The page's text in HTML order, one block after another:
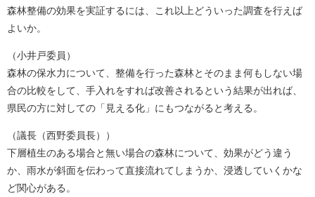
森林整備の効果を実証するには、これ以上どういった調査を行えば
よいか。
（小井戸委員）
森林の保水力について、整備を行った森林とそのまま何もしない場
合の比較をして、手入れをすれば改善されるという結果が出れば、
県民の方に対しての「見える化」にもつながると考える。
（議長（西野委員長））
下層植生のある場合と無い場合の森林について、効果がどう違う
か、雨水が斜面を伝わって直接流れてしまうか、浸透していくかな
ど関心がある。